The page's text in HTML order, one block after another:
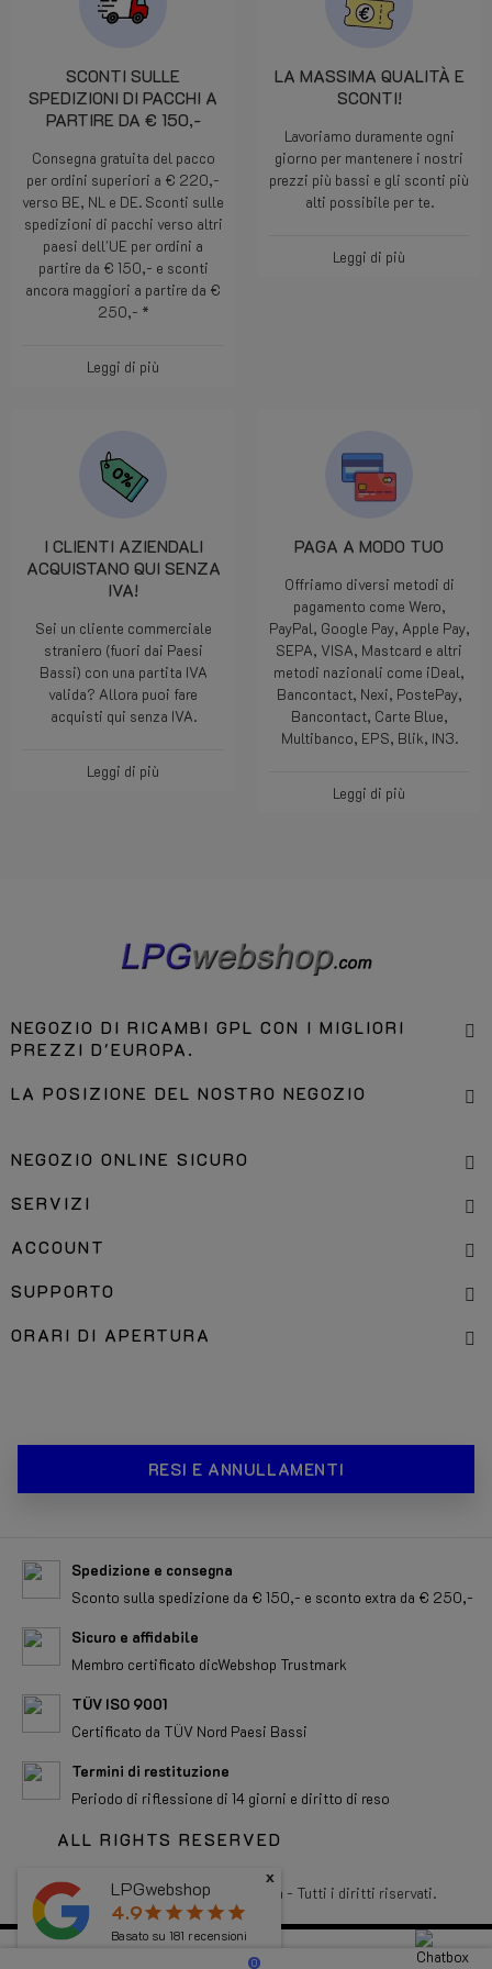
0
SCONTI SULLE
SPEDIZIONI DI PACCHI A
PARTIRE DA € 150,-
Consegna gratuita del pacco
per ordini superiori a € 220,-
verso BE, NL e DE. Sconti sulle
spedizioni di pacchi verso altri
paesi dell'UE per ordini a
partire da € 150,- e sconti
ancora maggiori a partire da €
250,- *
Leggi di più
LA MASSIMA QUALITÀ E
SCONTI!
Lavoriamo duramente ogni
giorno per mantenere i nostri
prezzi più bassi e gli sconti più
alti possibile per te.
Leggi di più
I CLIENTI AZIENDALI
ACQUISTANO QUI SENZA
IVA!
Sei un cliente commerciale
straniero (fuori dai Paesi
Bassi) con una partita IVA
valida? Allora puoi fare
acquisti qui senza IVA.
Leggi di più
PAGA A MODO TUO
Offriamo diversi metodi di
pagamento come Wero,
PayPal, Google Pay, Apple Pay,
SEPA, VISA, Mastcard e altri
metodi nazionali come iDeal,
Bancontact, Nexi, PostePay,
Bancontact, Carte Blue,
Multibanco, EPS, Blik, IN3.
Leggi di più
NEGOZIO DI RICAMBI GPL CON I MIGLIORI
PREZZI D'EUROPA.
LA POSIZIONE DEL NOSTRO NEGOZIO
NEGOZIO ONLINE SICURO
SERVIZI
ACCOUNT
SUPPORTO
ORARI DI APERTURA
RESI E ANNULLAMENTI
Spedizione e consegna
Sconto sulla spedizione da € 150,- e sconto extra da € 250,-
Sicuro e affidabile
Membro certificato dicWebshop Trustmark
TÜV ISO 9001
Certificato da TÜV Nord Paesi Bassi
Termini di restituzione
Periodo di riflessione di 14 giorni e diritto di reso
ALL RIGHTS RESERVED
Copyright 2026 LPGwebshop.com - Tutti i diritti riservati.
LPGwebshop
4.9star star star star star
Basato su 181 recensioni
x